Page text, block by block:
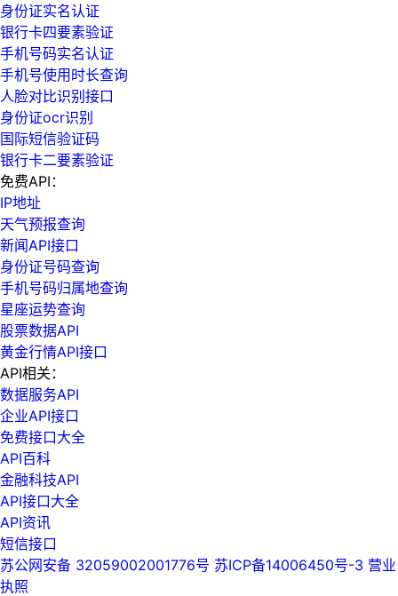
身份证实名认证
银行卡四要素验证
手机号码实名认证
手机号使用时长查询
人脸对比识别接口
身份证ocr识别
国际短信验证码
银行卡二要素验证
免费API：
IP地址
天气预报查询
新闻API接口
身份证号码查询
手机号码归属地查询
星座运势查询
股票数据API
黄金行情API接口
API相关：
数据服务API
企业API接口
免费接口大全
API百科
金融科技API
API接口大全
API资讯
短信接口
苏公网安备 32059002001776号 苏ICP备14006450号-3 营业
执照